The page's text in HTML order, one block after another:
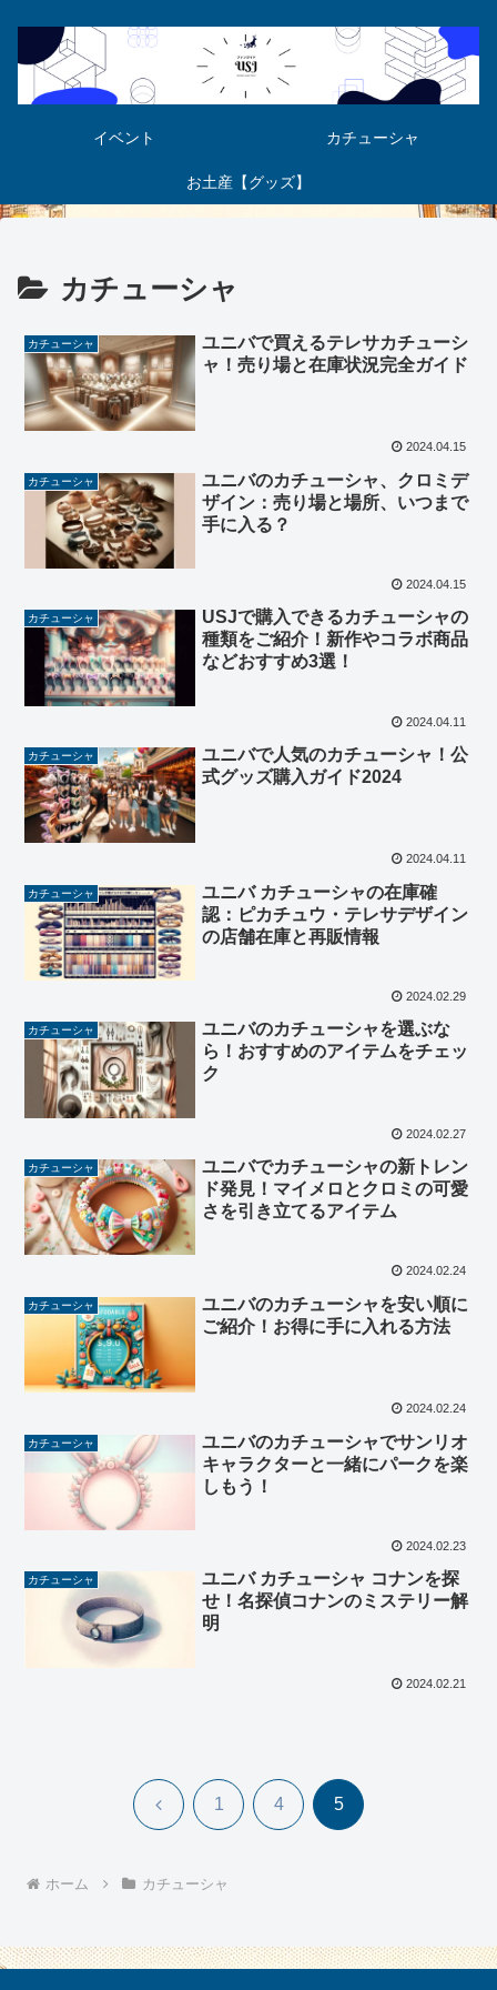
イベント カチューシャ
お土産【グッズ】
カチューシャ
カチューシャ
ユニバで買えるテレサカチューシ
ャ！売り場と在庫状況完全ガイド
2024.04.15
カチューシャ
ユニバのカチューシャ、クロミデ
ザイン：売り場と場所、いつまで
手に入る？
2024.04.15
カチューシャ
USJで購入できるカチューシャの
種類をご紹介！新作やコラボ商品
などおすすめ3選！
2024.04.11
カチューシャ
ユニバで人気のカチューシャ！公
式グッズ購入ガイド2024
2024.04.11
カチューシャ
ユニバ カチューシャの在庫確
認：ピカチュウ・テレサデザイン
の店舗在庫と再販情報
2024.02.29
カチューシャ
ユニバのカチューシャを選ぶな
ら！おすすめのアイテムをチェッ
ク
2024.02.27
カチューシャ
ユニバでカチューシャの新トレン
ド発見！マイメロとクロミの可愛
さを引き立てるアイテム
2024.02.24
カチューシャ
ユニバのカチューシャを安い順に
ご紹介！お得に手に入れる方法
2024.02.24
カチューシャ
ユニバのカチューシャでサンリオ
キャラクターと一緒にパークを楽
しもう！
2024.02.23
カチューシャ
ユニバ カチューシャ コナンを探
せ！名探偵コナンのミステリー解
明
2024.02.21
前 1 4 5
ホーム カチューシャ